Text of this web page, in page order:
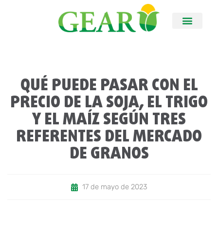
QUÉ PUEDE PASAR CON EL
PRECIO DE LA SOJA, EL TRIGO
Y EL MAÍZ SEGÚN TRES
REFERENTES DEL MERCADO
DE GRANOS
17 de mayo de 2023